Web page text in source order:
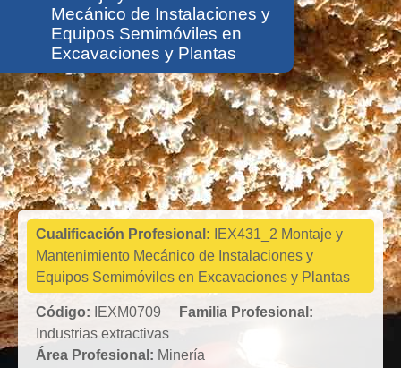
Mecánico de Instalaciones y
Equipos Semimóviles en
Excavaciones y Plantas
Industrias
extractivas
Cualificación Profesional:
IEX431_2 Montaje y
Mantenimiento Mecánico de Instalaciones y
Equipos Semimóviles en Excavaciones y Plantas
Código: IEXM0709
Familia Profesional:
Industrias extractivas
Área Profesional: Minería